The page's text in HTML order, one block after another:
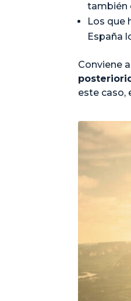
también
Los que
España
Conviene
este caso,